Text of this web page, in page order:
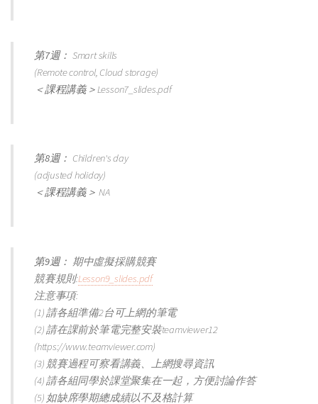
第7週： Smart skills
(Remote control, Cloud storage)
＜課程講義＞Lesson7_slides.pdf
第8週： Children's day
(adjusted holiday)
＜課程講義＞ NA
第9週： 期中虛擬採購競賽
競賽規則:Lesson9_slides.pdf
注意事項:
(1) 請各組準備2台可上網的筆電
(2) 請在課前於筆電完整安裝teamviewer12
(https://www.teamviewer.com)
(3) 競賽過程可察看講義、上網搜尋資訊
(4) 請各組同學於課堂聚集在一起，方便討論作答
(5) 如缺席學期總成績以不及格計算